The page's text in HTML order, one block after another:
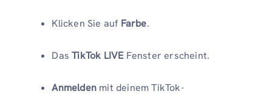
Klicken Sie auf Farbe.
DasTikTok LIVEFenster erscheint.
Anmelden mit deinem TikTok-